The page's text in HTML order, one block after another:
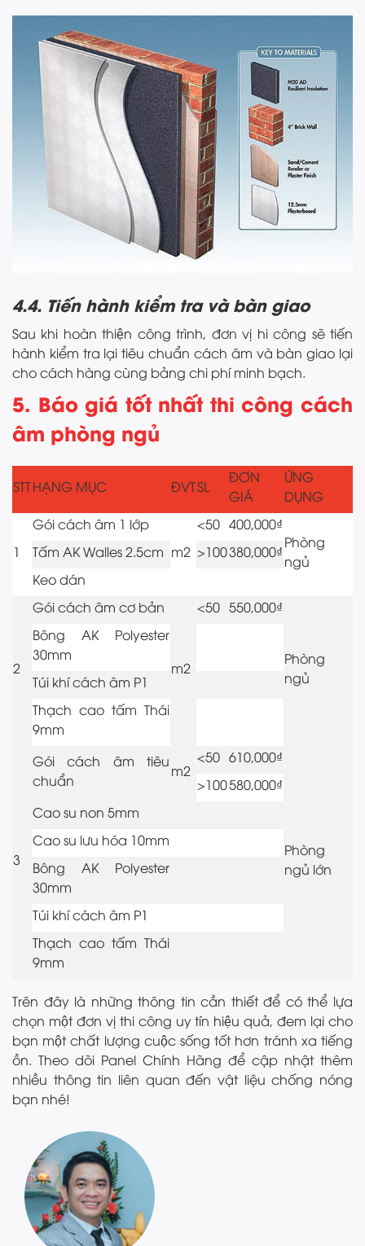
4.4. Tiến hành kiểm tra và bàn giao
Sau khi hoàn thiện công trình, đơn vị hi công sẽ tiến
hành kiểm tra lại tiêu chuẩn cách âm và bàn giao lại
cho cách hàng cùng bảng chi phí minh bạch.
5. Báo giá tốt nhất thi công cách
âm phòng ngủ
STTHẠNG MỤC ĐVTSL
ĐƠN
GIÁ
ỨNG
DỤNG
1
Gói cách âm 1 lớp
m2
<50 400,000₫
Phòng
ngủ
Tấm AK Walles 2.5cm >100380,000₫
Keo dán
2
Gói cách âm cơ bản
m2
<50 550,000₫
Phòng
ngủ
Bông AK Polyester
30mm
Túi khí cách âm P1
Thạch cao tấm Thái
9mm
3
Gói cách âm tiêu
chuẩn
m2
<50 610,000₫
Phòng
ngủ lớn
>100580,000₫
Cao su non 5mm
Cao su lưu hóa 10mm
Bông AK Polyester
30mm
Túi khí cách âm P1
Thạch cao tấm Thái
9mm
Trên đây là những thông tin cần thiết để có thể lựa
chọn một đơn vị thi công uy tín hiệu quả, đem lại cho
bạn một chất lượng cuộc sống tốt hơn tránh xa tiếng
ồn. Theo dõi Panel Chính Hãng để cập nhật thêm
nhiều thông tin liên quan đến vật liệu chống nóng
bạn nhé!